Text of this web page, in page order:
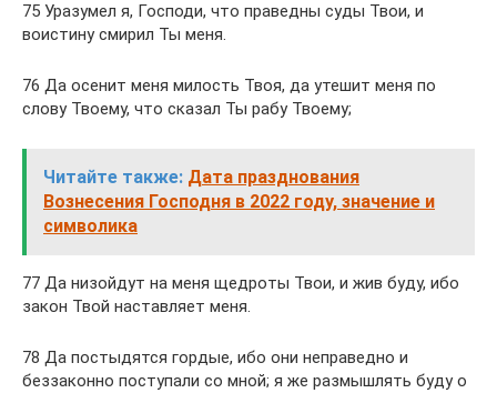
75 Уразумел я, Господи, что праведны суды Твои, и
воистину смирил Ты меня.
76 Да осенит меня милость Твоя, да утешит меня по
слову Твоему, что сказал Ты рабу Твоему;
Читайте также: Дата празднования
Вознесения Господня в 2022 году, значение и
символика
77 Да низойдут на меня щедроты Твои, и жив буду, ибо
закон Твой наставляет меня.
78 Да постыдятся гордые, ибо они неправедно и
беззаконно поступали со мной; я же размышлять буду о